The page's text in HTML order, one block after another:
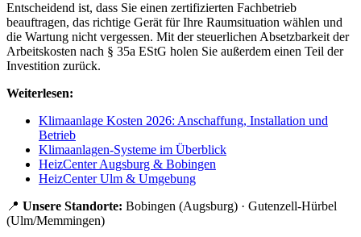
Entscheidend ist, dass Sie einen zertifizierten Fachbetrieb
beauftragen, das richtige Gerät für Ihre Raumsituation wählen und
die Wartung nicht vergessen. Mit der steuerlichen Absetzbarkeit der
Arbeitskosten nach § 35a EStG holen Sie außerdem einen Teil der
Investition zurück.
Weiterlesen:
Klimaanlage Kosten 2026: Anschaffung, Installation und
Betrieb
Klimaanlagen-Systeme im Überblick
HeizCenter Augsburg & Bobingen
HeizCenter Ulm & Umgebung
📍 Unsere Standorte: Bobingen (Augsburg) · Gutenzell-Hürbel
(Ulm/Memmingen)